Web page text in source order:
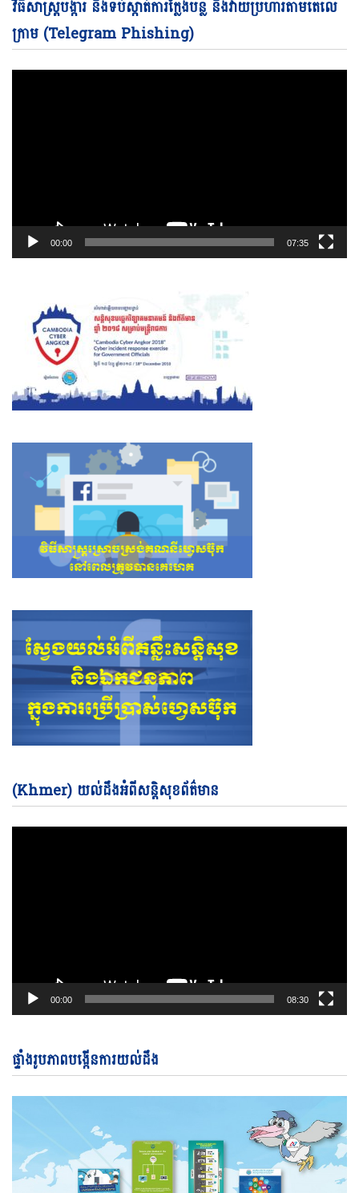
វិធីសាស្ត្របង្ការ និងទប់ស្កាត់ការក្លែងបន្លំ និងវាយប្រហារតាមតេលេ
ក្រាម (Telegram Phishing)
00:00 07:35
(Khmer) យល់ដឹងអំពីសន្តិសុខព័ត៌មាន
00:00 08:30
ផ្ទាំងរូបភាពបង្កើនការយល់ដឹង